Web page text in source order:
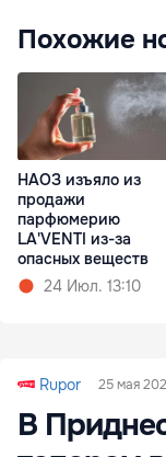
Похожие
НАОЗ изъяло из
продажи
парфюмерию
LA'VENTI из-за
опасных веществ
24 Июл. 13:10
Rupor 25 мая
В